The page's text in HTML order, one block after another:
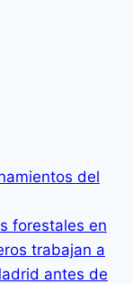
del
forestales en
trabajan a
antes de